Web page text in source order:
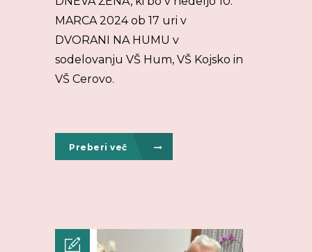
MARCA 2024 ob 17 uri v
DVORANI NA HUMU v
sodelovanju VŠ Hum, VŠ Kojsko in
VŠ Cerovo.
Preberi več